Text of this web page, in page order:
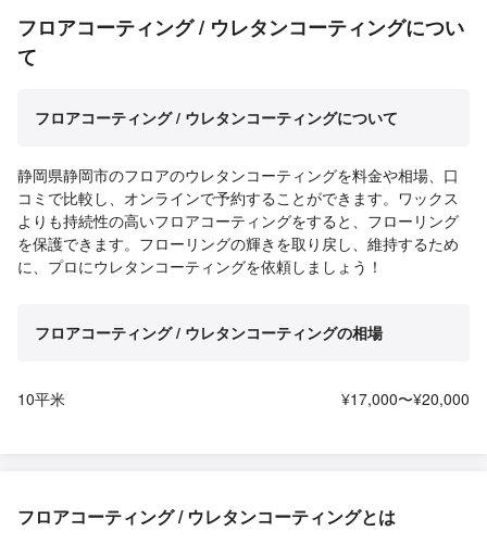
フロアコーティング / ウレタンコーティングについ
て
フロアコーティング / ウレタンコーティングについて
静岡県静岡市のフロアのウレタンコーティングを料金や相場、口
コミで比較し、オンラインで予約することができます。ワックス
よりも持続性の高いフロアコーティングをすると、フローリング
を保護できます。フローリングの輝きを取り戻し、維持するため
に、プロにウレタンコーティングを依頼しましょう！
フロアコーティング / ウレタンコーティングの相場
10平米 ¥17,000〜¥20,000
フロアコーティング / ウレタンコーティングとは